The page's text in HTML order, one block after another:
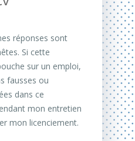
réponses sont
Si cette
sur un emploi,
fausses ou
dans ce
mon entretien
mon licenciement.